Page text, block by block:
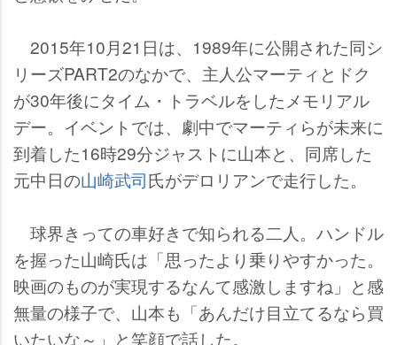
2015年10月21日は、1989年に公開された同シ
リーズPART2のなかで、主人公マーティとドク
が30年後にタイム・トラベルをしたメモリアル
デー。イベントでは、劇中でマーティらが未来に
到着した16時29分ジャストに山本と、同席した
元中日の山崎武司氏がデロリアンで走行した。
球界きっての車好きで知られる二人。ハンドル
を握った山崎氏は「思ったより乗りやすかった。
映画のものが実現するなんて感激しますね」と感
無量の様子で、山本も「あんだけ目立てるなら買
いたいな～」と笑顔で話した。